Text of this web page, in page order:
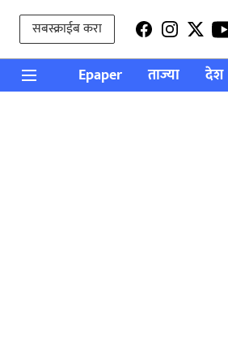
सबस्क्राईब करा
Epaper ताज्या देश